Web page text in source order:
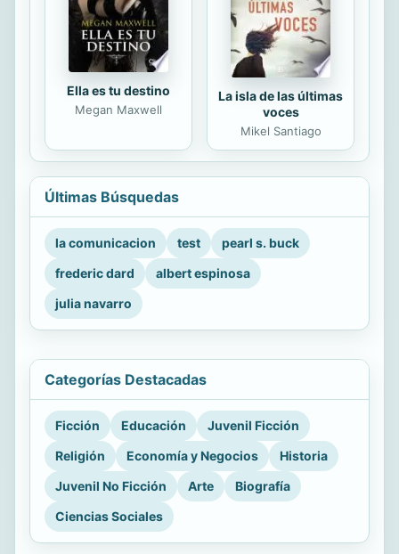
Ella es tu destino
Megan Maxwell
La isla de las últimas
voces
Mikel Santiago
Últimas Búsquedas
la comunicacion test
pearl s. buck
frederic dard
albert espinosa
julia navarro
Categorías Destacadas
Ficción Educación
Juvenil Ficción
Religión
Economía y Negocios
Historia
Juvenil No Ficción
Arte
Biografía
Ciencias Sociales